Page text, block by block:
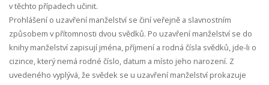
v těchto případech učinit.
Prohlášení o uzavření manželství se činí veřejně a slavnostním
způsobem v přítomnosti dvou svědků. Po uzavření manželství se do
knihy manželství zapisují jména, příjmení a rodná čísla svědků, jde-li o
cizince, který nemá rodné číslo, datum a místo jeho narození. Z
uvedeného vyplývá, že svědek se u uzavření manželství prokazuje